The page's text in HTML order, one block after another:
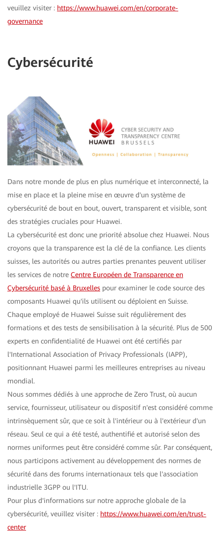
veuillez visiter : https://www.huawei.com/en/corporate-
governance
Cybersécurité
Dans notre monde de plus en plus numérique et interconnecté, la
mise en place et la pleine mise en œuvre d'un système de
cybersécurité de bout en bout, ouvert, transparent et visible, sont
des stratégies cruciales pour Huawei.
La cybersécurité est donc une priorité absolue chez Huawei. Nous
croyons que la transparence est la clé de la confiance. Les clients
suisses, les autorités ou autres parties prenantes peuvent utiliser
les services de notre Centre Européen de Transparence en
Cybersécurité basé à Bruxelles pour examiner le code source des
composants Huawei qu'ils utilisent ou déploient en Suisse.
Chaque employé de Huawei Suisse suit régulièrement des
formations et des tests de sensibilisation à la sécurité. Plus de 500
experts en confidentialité de Huawei ont été certifiés par
l'International Association of Privacy Professionals (IAPP),
positionnant Huawei parmi les meilleures entreprises au niveau
mondial.
Nous sommes dédiés à une approche de Zero Trust, où aucun
service, fournisseur, utilisateur ou dispositif n'est considéré comme
intrinsèquement sûr, que ce soit à l'intérieur ou à l'extérieur d'un
réseau. Seul ce qui a été testé, authentifié et autorisé selon des
normes uniformes peut être considéré comme sûr. Par conséquent,
nous participons activement au développement des normes de
sécurité dans des forums internationaux tels que l'association
industrielle 3GPP ou l'ITU.
Pour plus d'informations sur notre approche globale de la
cybersécurité, veuillez visiter : https://www.huawei.com/en/trust-
center